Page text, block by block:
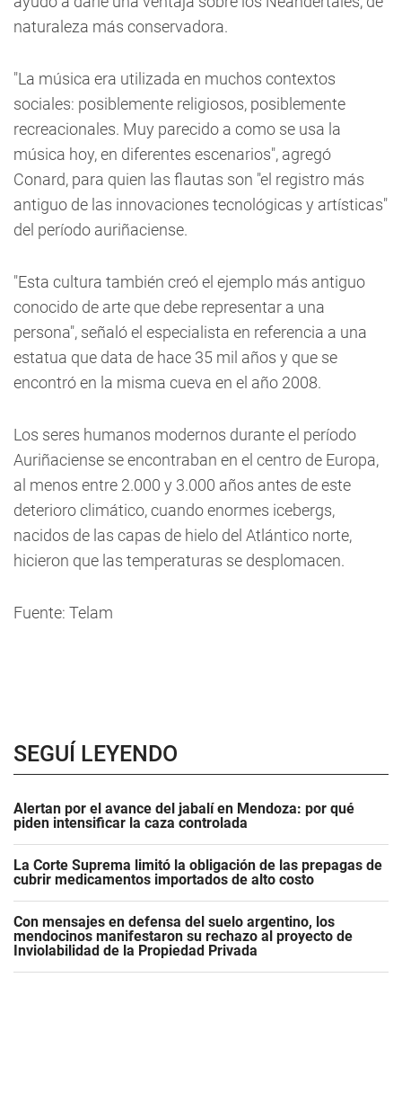
naturaleza más conservadora.
"La música era utilizada en muchos contextos
sociales: posiblemente religiosos, posiblemente
recreacionales. Muy parecido a como se usa la
música hoy, en diferentes escenarios", agregó
Conard, para quien las flautas son "el registro más
antiguo de las innovaciones tecnológicas y artísticas"
del período auriñaciense.
"Esta cultura también creó el ejemplo más antiguo
conocido de arte que debe representar a una
persona", señaló el especialista en referencia a una
estatua que data de hace 35 mil años y que se
encontró en la misma cueva en el año 2008.
Los seres humanos modernos durante el período
Auriñaciense se encontraban en el centro de Europa,
al menos entre 2.000 y 3.000 años antes de este
deterioro climático, cuando enormes icebergs,
nacidos de las capas de hielo del Atlántico norte,
hicieron que las temperaturas se desplomacen.
Fuente: Telam
SEGUÍ LEYENDO
Alertan por el avance del jabalí en Mendoza: por qué
piden intensificar la caza controlada
La Corte Suprema limitó la obligación de las prepagas de
cubrir medicamentos importados de alto costo
Con mensajes en defensa del suelo argentino, los
mendocinos manifestaron su rechazo al proyecto de
Inviolabilidad de la Propiedad Privada